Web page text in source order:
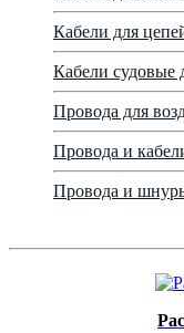
Кабели для
Кабели судовые
Провода для
Провода и
Провода и